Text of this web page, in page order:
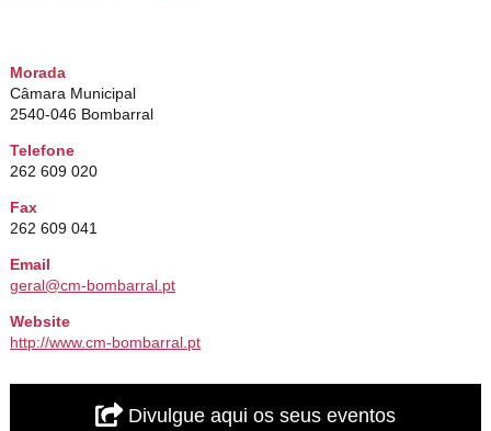
Morada
Câmara Municipal
2540-046 Bombarral
Telefone
262 609 020
Fax
262 609 041
Email
geral@cm-bombarral.pt
Website
http://www.cm-bombarral.pt
Divulgue aqui os seus eventos